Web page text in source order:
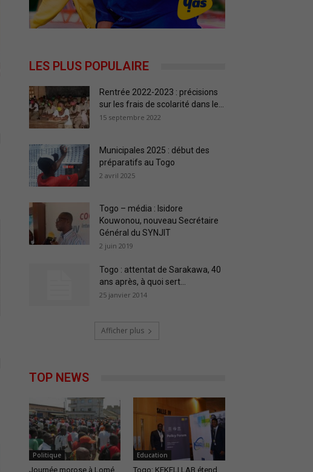
LES PLUS POPULAIRE
Rentrée 2022-2023 : précisions
sur les frais de scolarité dans le...
15 septembre 2022
Municipales 2025 : début des
préparatifs au Togo
2 avril 2025
Togo – média : Isidore
Kouwonou, nouveau Secrétaire
Général du SYNJIT
2 juin 2019
Togo : attentat de Sarakawa, 40
ans après, à quoi sert...
25 janvier 2014
Afficher plus
TOP NEWS
Politique
Journée morose à Lomé
Education
Togo: KEKELI LAB étend